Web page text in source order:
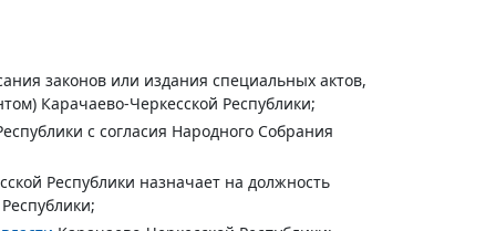
законов или издания специальных актов,
Карачаево-Черкесской Республики;
с согласия Народного Собрания
Республики назначает на должность